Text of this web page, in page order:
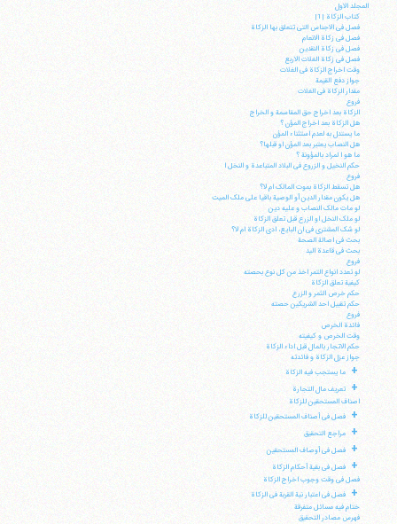
المجلد الاول
کتاب الزکاة |1|
فصل فی الاجناس التی تتعلق بها الزکاة
فصل فی زکاة الانعام
فصل فی زکاة النقدین
فصل فی زکاة الغلات الاربع
وقت اخراج الزکاة فی الغلات
جواز دفع القیمة
مقدار الزکاة فی الغلات
فروع
الزکاة بعد اخراج حق المقاسمة و الخراج
هل الزکاة بعد اخراج المؤن ؟
ما یستدل به لعدم استثناء المؤن
هل النصاب یعتبر بعد المؤن او قبلها؟
ما هو ا لمراد بالمؤونة ؟
حکم النخیل و الزروع فی البلاد المتباعدة و النخل ا
فروع
هل تسقط الزکاة بموت المالک ام لا؟
هل یکون مقدار الدین أو الوصیة باقیا علی ملک المیت
لو مات مالک النصاب و علیه دین
لو ملک النخل او الزرع قبل تعلق الزکاة
لو شک المشتری فی ان البایع، ادی الزکاة ام لا؟
بحث فی اصالة الصحة
بحث فی قاعدة الید
فروع
لو تعدد انواع التمر اخذ من کل نوع بحصته
کیفیة تعلق الزکاة
حکم خرص الثمر و الزرع
حکم تقبیل احد الشریکین حصته
فروع
فائدة الخرص
وقت الخرص و کیفیته
حکم الاتجار بالمال قبل اداء الزکاة
جواز عزل الزکاة و فائدته
+ ما یستجب فیه الزکاة
+
تعریف مال التجارة
اصناف المستحقین للزکاة
+ فصل فی أصناف المستحقین للزکاة
+ مراجع التحقیق
+ فصل فی أوصاف المستحقین
+
فصل فی بقیة أحکام الزکاة
فصل فی وقت وجوب اخراج الزکاة
+
فصل فی اعتبار نیة القربة فی الزکاة
ختام فیه مسائل متفرقة
فهرس مصادر التحقیق
شماره ٨
فکس